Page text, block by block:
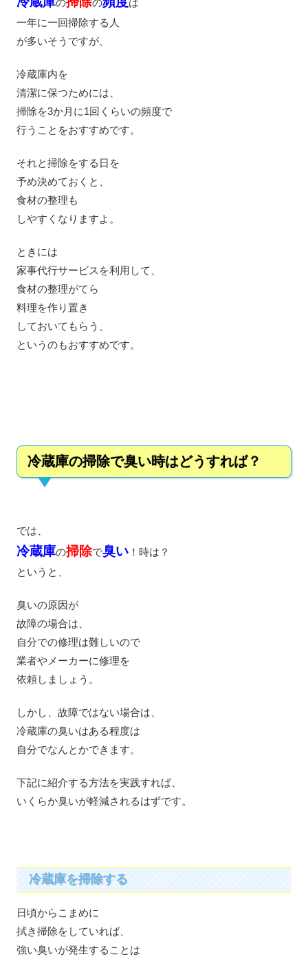
一年に一回掃除する人
が多いそうですが、
冷蔵庫内を
清潔に保つためには、
掃除を3か月に1回くらいの頻度で
行うことをおすすめです。
それと掃除をする日を
予め決めておくと、
食材の整理も
しやすくなりますよ。
ときには
家事代行サービスを利用して、
食材の整理がてら
料理を作り置き
しておいてもらう、
というのもおすすめです。
冷蔵庫の掃除で臭い時はどうすれば？
では、
冷蔵庫の掃除で臭い ！時は？
というと、
臭いの原因が
故障の場合は、
自分での修理は難しいので
業者やメーカーに修理を
依頼しましょう。
しかし、故障ではない場合は、
冷蔵庫の臭いはある程度は
自分でなんとかできます。
下記に紹介する方法を実践すれば、
いくらか臭いが軽減されるはずです。
冷蔵庫を掃除する
日頃からこまめに
拭き掃除をしていれば、
強い臭いが発生することは